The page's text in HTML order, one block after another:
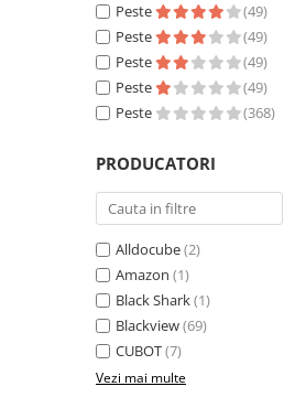
Laptop-uri
Monitoare pc
TV si Proiectoare Smart
Camere auto, home si sport
Camere auto DVR
Oglinzi auto smart cu camera
Camere Supraveghere
Mini Video Camera
Accesorii Camere Supraveghere
Peste
(49)
Peste
(49)
Peste
(49)
Peste
(49)
Peste
(368)
PRODUCATORI
Alldocube(2)
Amazon (1)
Black Shark(1)
Blackview(69)
CUBOT(7)
Vezi mai multe